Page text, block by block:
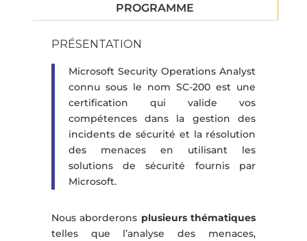
PROGRAMME
PRÉSENTATION
Microsoft Security Operations Analyst
connu sous le nom SC-200 est une
certification qui valide vos
compétences dans la gestion des
incidents de sécurité et la résolution
des menaces en utilisant les
solutions de sécurité fournis par
Microsoft.
Nous aborderons plusieurs thématiques
telles que l’analyse des menaces,